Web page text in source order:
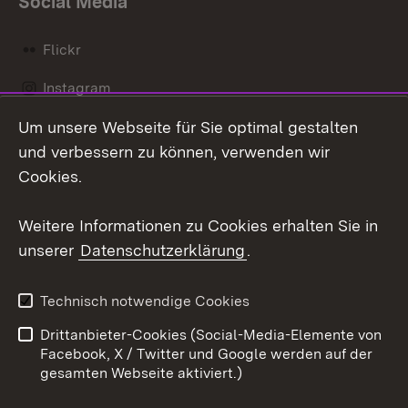
Flickr
Instagram
Social Wall
Barrierefreiheit
Benutzungshinweise
Impressum
Cookies
Um unsere Webseite für Sie optimal gestalten
und verbessern zu können, verwenden wir
Cookies.
Weitere Informationen zu Cookies erhalten Sie in
unserer Datenschutzerklärung.
Technisch notwendige Cookies
Drittanbieter-Cookies (Social-Media-Elemente von
Facebook, X / Twitter und Google werden auf der
gesamten Webseite aktiviert.)